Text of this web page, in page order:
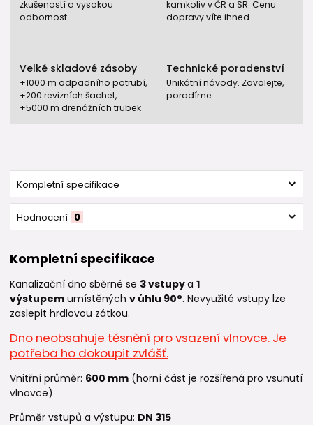
zkušeností a vysokou
odbornost.
kamkoliv v ČR a SR. Cenu
dopravy víte ihned.
Velké skladové zásoby
+1000 m odpadního potrubí,
+200 revizních šachet,
+5000 m drenážních trubek
Technické poradenství
Unikátní návody. Zavolejte,
poradíme.
Kompletní specifikace
Hodnocení 0
Kompletní specifikace
Kanalizační dno sběrné se 3 vstupya 1
výstupem umístěných v úhlu 90°. Nevyužité vstupy lze
zaslepit hrdlovou zátkou.
Dno neobsahuje těsnění pro vsazení vlnovce. Je
potřeba ho dokoupit zvlášť.
Vnitřní průměr: 600 mm (horní část je rozšířená pro vsunutí
vlnovce)
Průměr vstupů a výstupu: DN 315